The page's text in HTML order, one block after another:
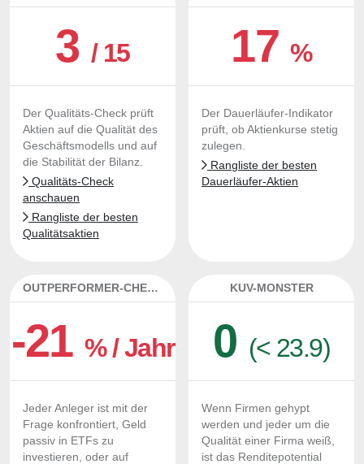
3/ 15
Der Qualitäts-Check prüft
Aktien auf die Qualität des
Geschäftsmodells und auf
die Stabilität der Bilanz.
Qualitäts-Check
anschauen
Rangliste der besten
Qualitätsaktien
17%
Der Dauerläufer-Indikator
prüft, ob Aktienkurse stetig
zulegen.
Rangliste der besten
Dauerläufer-Aktien
OUTPERFORMER-CHECK
-21% / Jahr
Jeder Anleger ist mit der
Frage konfrontiert, Geld
passiv in ETFs zu
investieren, oder auf
KUV-MONSTER
0 (< 23.9)
Wenn Firmen gehypt
werden und jeder um die
Qualität einer Firma weiß,
ist das Renditepotential